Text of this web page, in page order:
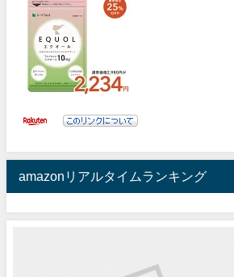
amazonリアルタイムランキング